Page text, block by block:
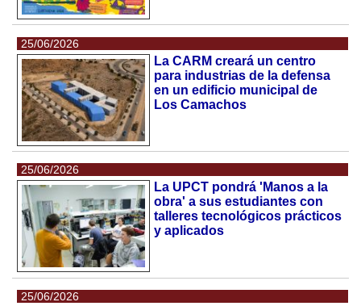
25/06/2026
La CARM creará un centro
para industrias de la defensa
en un edificio municipal de
Los Camachos
25/06/2026
La UPCT pondrá 'Manos a la
obra' a sus estudiantes con
talleres tecnológicos prácticos
y aplicados
25/06/2026